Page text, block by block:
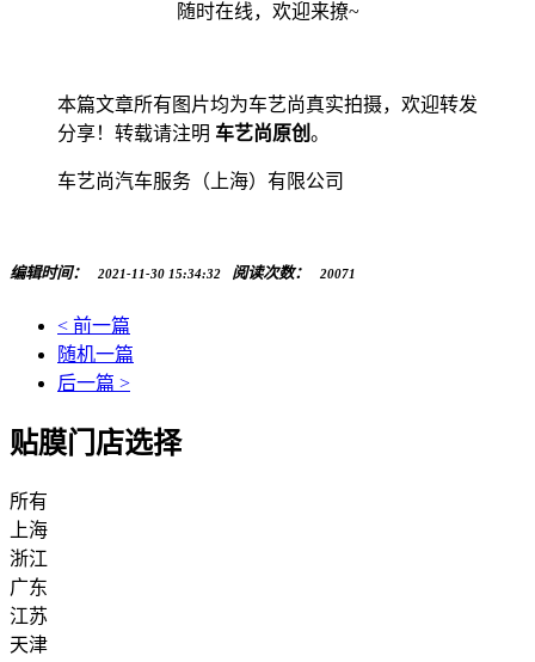
随时在线，欢迎来撩~
本篇文章所有图片均为车艺尚真实拍摄，欢迎转发
分享！转载请注明 车艺尚原创 。
车艺尚汽车服务（上海）有限公司
编辑时间： 2021-11-30 15:34:32 阅读次数： 20071
< 前一篇
随机一篇
后一篇 >
贴膜门店选择
所有
上海
浙江
广东
江苏
天津